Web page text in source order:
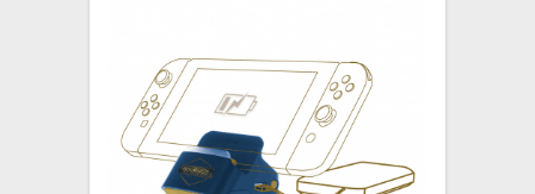
XZONE KLUB
TCG & BOARDGAME HUB